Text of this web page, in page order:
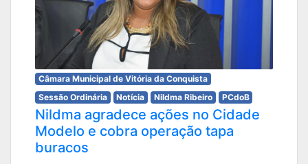
Câmara Municipal de Vitória da Conquista
Sessão Ordinária
Notícia Nildma Ribeiro PCdoB
Nildma agradece ações no Cidade
Modelo e cobra operação tapa
buracos